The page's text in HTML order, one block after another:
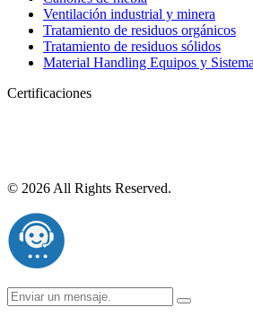
Ventilación industrial y minera
Tratamiento de residuos orgánicos
Tratamiento de residuos sólidos
Material Handling Equipos y
Certificaciones
© 2026 All Rights Reserved.